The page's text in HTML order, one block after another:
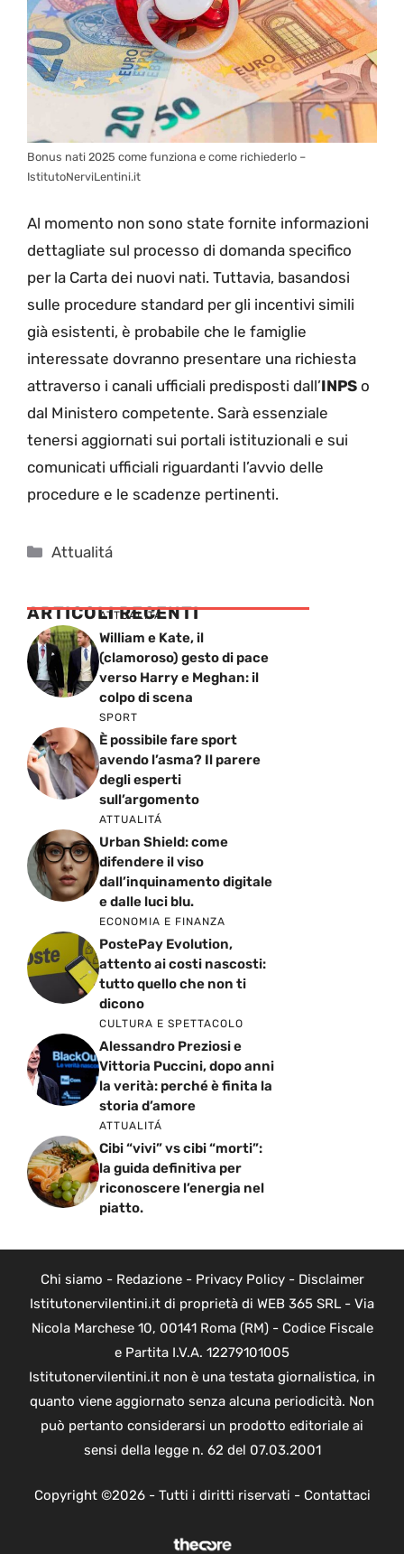
Bonus nati 2025 come funziona e come richiederlo –
IstitutoNerviLentini.it
Al momento non sono state fornite informazioni
dettagliate sul processo di domanda specifico
per la Carta dei nuovi nati. Tuttavia, basandosi
sulle procedure standard per gli incentivi simili
già esistenti, è probabile che le famiglie
interessate dovranno presentare una richiesta
attraverso i canali ufficiali predisposti dall’INPS o
dal Ministero competente. Sarà essenziale
tenersi aggiornati sui portali istituzionali e sui
comunicati ufficiali riguardanti l’avvio delle
procedure e le scadenze pertinenti.
Categorie
Attualitá
ARTICOLI RECENTI
ATTUALITÁ
William e Kate, il
(clamoroso) gesto di pace
verso Harry e Meghan: il
colpo di scena
SPORT
È possibile fare sport
avendo l’asma? Il parere
degli esperti
sull’argomento
ATTUALITÁ
Urban Shield: come
difendere il viso
dall’inquinamento digitale
e dalle luci blu.
ECONOMIA E FINANZA
PostePay Evolution,
attento ai costi nascosti:
tutto quello che non ti
dicono
CULTURA E SPETTACOLO
Alessandro Preziosi e
Vittoria Puccini, dopo anni
la verità: perché è finita la
storia d’amore
ATTUALITÁ
Cibi “vivi” vs cibi “morti”:
la guida definitiva per
riconoscere l’energia nel
piatto.
Chi siamo - Redazione- Privacy Policy- Disclaimer
Istitutonervilentini.it di proprietà di WEB 365 SRL - Via
Nicola Marchese 10, 00141 Roma (RM) - Codice Fiscale
e Partita I.V.A. 12279101005
Istitutonervilentini.it non è una testata giornalistica, in
quanto viene aggiornato senza alcuna periodicità. Non
può pertanto considerarsi un prodotto editoriale ai
sensi della legge n. 62 del 07.03.2001
Copyright ©2026 - Tutti i diritti riservati - Contattaci